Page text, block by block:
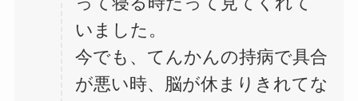
いました。
今でも、てんかんの持病で具合
が悪い時、脳が休まりきれてな